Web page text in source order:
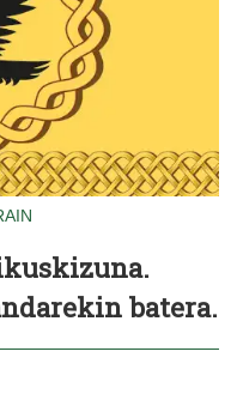
batera.